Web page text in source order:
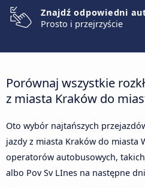
Znajdź odpowiedni
Prosto i przejrzyście
Porównaj wszystkie
z miasta Kraków do
Oto wybór najtańszych
jazdy z miasta Kraków do miasta
operatorów autobusowych,
albo Pov Sv LInes na następne